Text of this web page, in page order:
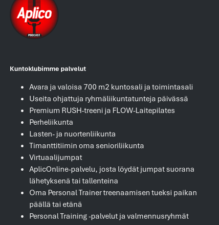
Kuntoklubimme palvelut
Avara ja valoisa 700 m2 kuntosali ja toimintasali
Useita ohjattuja ryhmäliikuntatunteja päivässä
Premium RUSH-treeni ja FLOW-Laitepilates
Perheliikunta
Lasten- ja nuortenliikunta
Timanttitiimin oma senioriliikunta
Virtuaalijumpat
AplicOnline-palvelu, josta löydät jumpat suorana
lähetyksenä tai tallenteina
Oma Personal Trainer treenaamisen tueksi paikan
päällä tai etänä
Personal Training -palvelut ja valmennusryhmät